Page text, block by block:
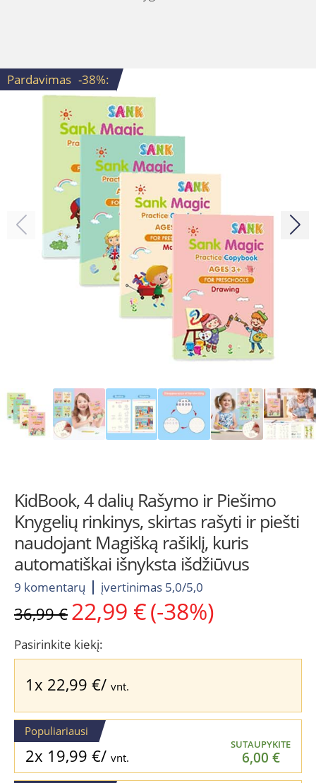
Pardavimas -38%:
KidBook, 4 dalių Rašymo ir Piešimo
Knygelių rinkinys, skirtas rašyti ir piešti
naudojant Magišką rašiklį, kuris
automatiškai išnyksta išdžiūvus
9 komentarų įvertinimas 5,0/5,0
36,99€ Original
price
was:
36,99 €.
22,99 € Current
price
22,99 €.
(-38%)
Pasirinkite kiekį:
1x 22,99 €/ vnt.
Populiariausi
2x 19,99 €/ vnt.
SUTAUPYKITE
6,00 €